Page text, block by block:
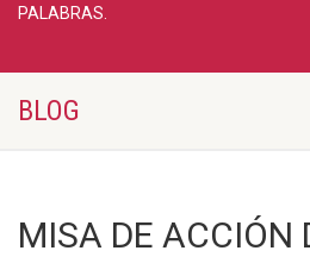
PALABRAS.
BLOG
MISA DE ACCIÓN